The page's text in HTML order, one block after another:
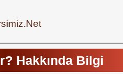
Hakkında Bilgi